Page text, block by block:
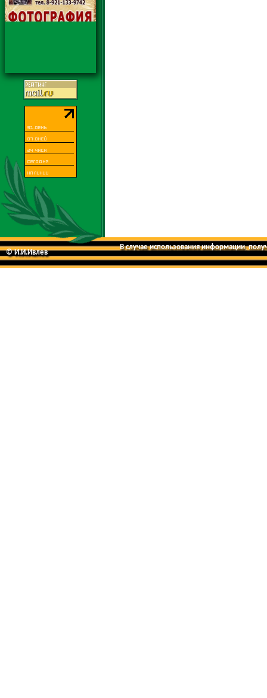
© И.И.Ивлев
В случае использования информации,